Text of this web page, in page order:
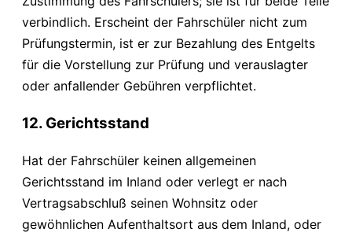
verbindlich. Erscheint der Fahrschüler nicht zum
Prüfungstermin, ist er zur Bezahlung des Entgelts
für die Vorstellung zur Prüfung und verauslagter
oder anfallender Gebühren verpflichtet.
12. Gerichtsstand
Hat der Fahrschüler keinen allgemeinen
Gerichtsstand im Inland oder verlegt er nach
Vertragsabschluß seinen Wohnsitz oder
gewöhnlichen Aufenthaltsort aus dem Inland, oder